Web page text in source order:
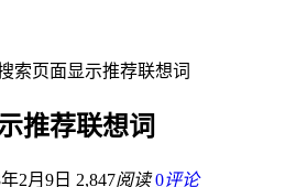
索页面显示推荐联想词
推荐联想词
2月9日 2,847阅读 0评论